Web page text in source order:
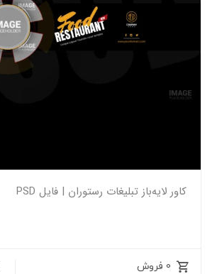
کاور لایه‌باز تبلیغات رستوران | فایل PSD
0 فروش